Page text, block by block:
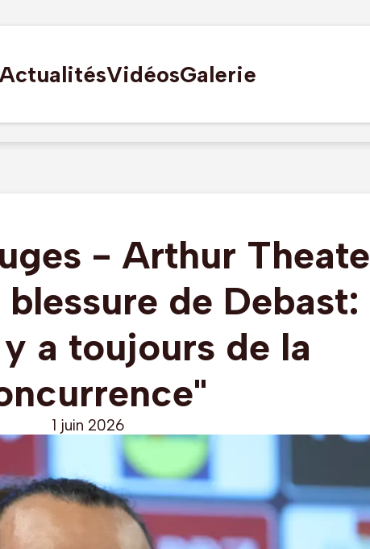
ActualitésVidéosGalerie
- Arthur Theate
de Debast:
a toujours de la
1 juin 2026